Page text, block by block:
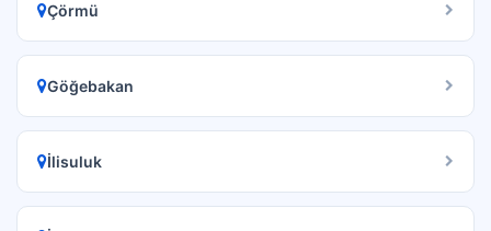
Çörmü
Göğebakan
İlisuluk